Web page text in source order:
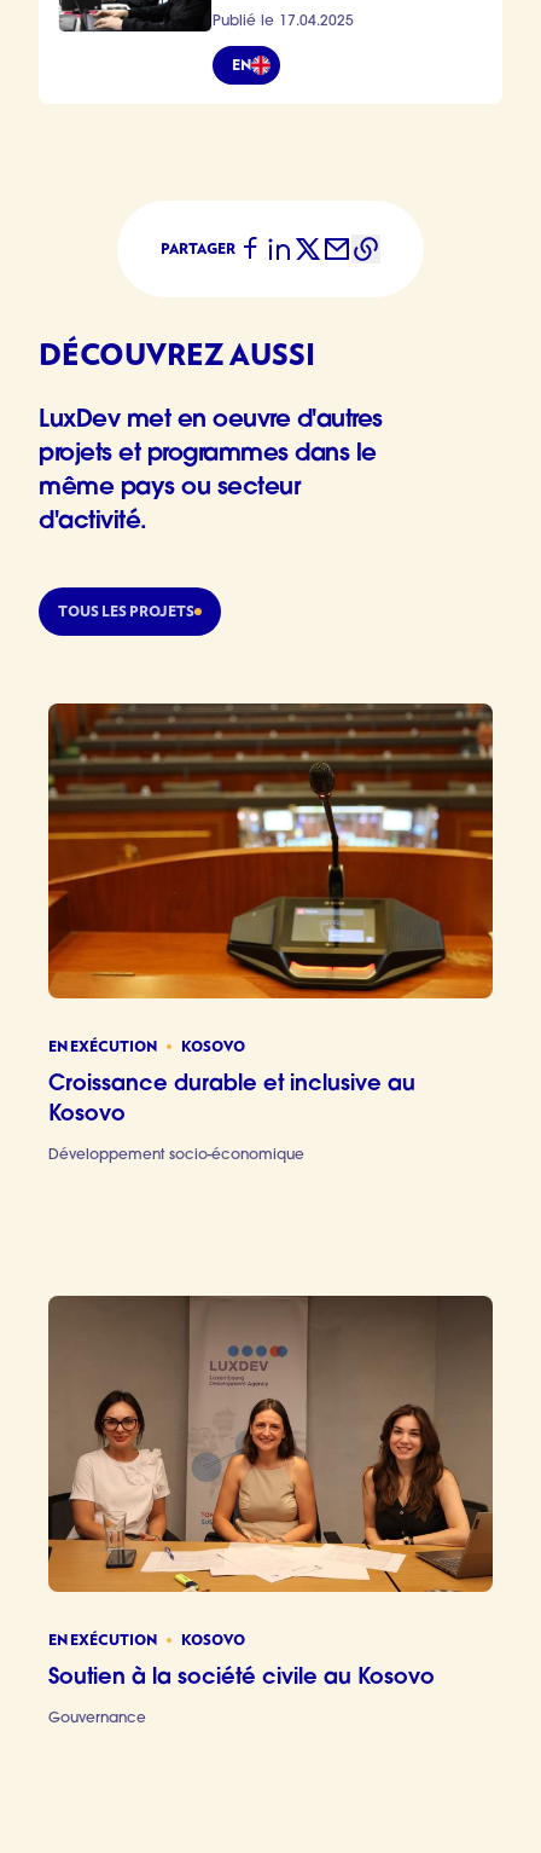
Publié le 17.04.2025
EN
PARTAGER
DÉCOUVREZ AUSSI
LuxDev met en oeuvre d'autres
projets et programmes dans le
même pays ou secteur
d'activité.
TOUS LES PROJETS
EN EXÉCUTION KOSOVO
Croissance durable et inclusive au
Kosovo
Développement socio-économique
EN EXÉCUTION KOSOVO
Soutien à la société civile au Kosovo
Gouvernance